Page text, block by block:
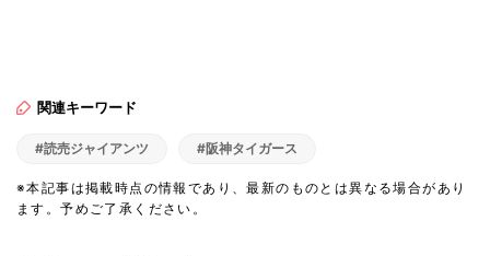
関連キーワード
#読売ジャイアンツ #阪神タイガース
※本記事は掲載時点の情報であり、最新のものとは異なる場合があり
ます。予めご了承ください。